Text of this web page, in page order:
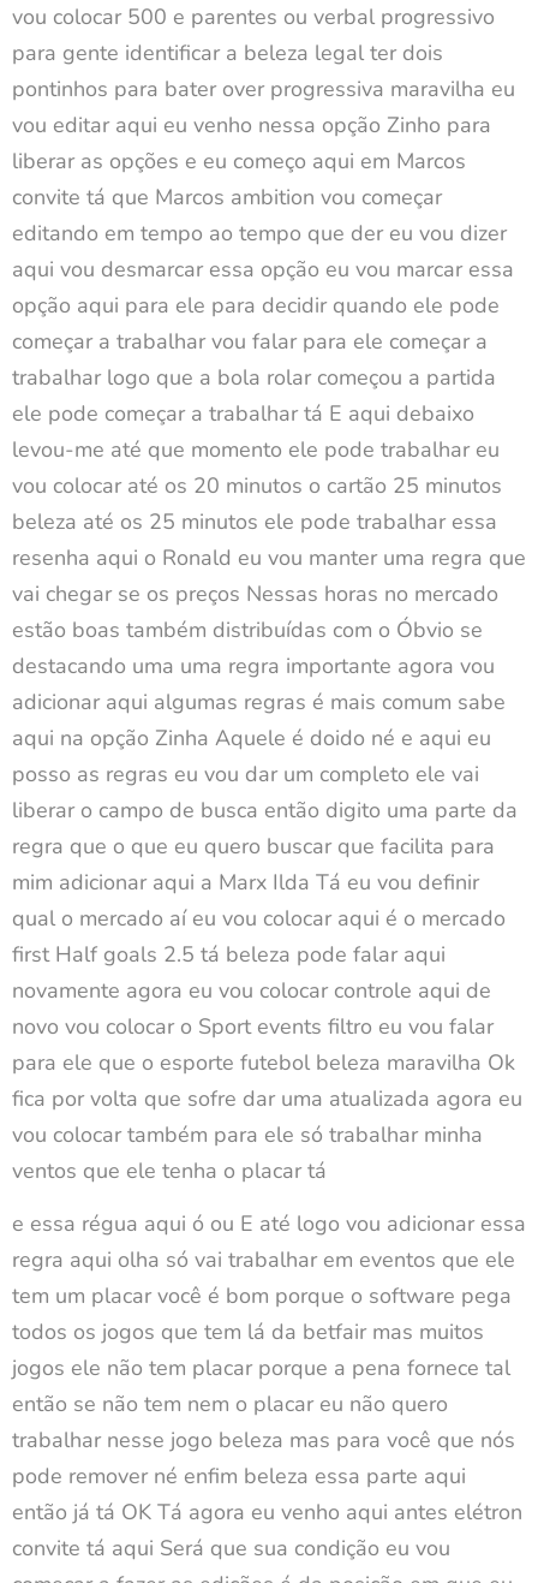
vou colocar 500 e parentes ou verbal progressivo
para gente identificar a beleza legal ter dois
pontinhos para bater over progressiva maravilha eu
vou editar aqui eu venho nessa opção Zinho para
liberar as opções e eu começo aqui em Marcos
convite tá que Marcos ambition vou começar
editando em tempo ao tempo que der eu vou dizer
aqui vou desmarcar essa opção eu vou marcar essa
opção aqui para ele para decidir quando ele pode
começar a trabalhar vou falar para ele começar a
trabalhar logo que a bola rolar começou a partida
ele pode começar a trabalhar tá E aqui debaixo
levou-me até que momento ele pode trabalhar eu
vou colocar até os 20 minutos o cartão 25 minutos
beleza até os 25 minutos ele pode trabalhar essa
resenha aqui o Ronald eu vou manter uma regra que
vai chegar se os preços Nessas horas no mercado
estão boas também distribuídas com o Óbvio se
destacando uma uma regra importante agora vou
adicionar aqui algumas regras é mais comum sabe
aqui na opção Zinha Aquele é doido né e aqui eu
posso as regras eu vou dar um completo ele vai
liberar o campo de busca então digito uma parte da
regra que o que eu quero buscar que facilita para
mim adicionar aqui a Marx Ilda Tá eu vou definir
qual o mercado aí eu vou colocar aqui é o mercado
first Half goals 2.5 tá beleza pode falar aqui
novamente agora eu vou colocar controle aqui de
novo vou colocar o Sport events filtro eu vou falar
para ele que o esporte futebol beleza maravilha Ok
fica por volta que sofre dar uma atualizada agora eu
vou colocar também para ele só trabalhar minha
ventos que ele tenha o placar tá
e essa régua aqui ó ou E até logo vou adicionar essa
regra aqui olha só vai trabalhar em eventos que ele
tem um placar você é bom porque o software pega
todos os jogos que tem lá da betfair mas muitos
jogos ele não tem placar porque a pena fornece tal
então se não tem nem o placar eu não quero
trabalhar nesse jogo beleza mas para você que nós
pode remover né enfim beleza essa parte aqui
então já tá OK Tá agora eu venho aqui antes elétron
convite tá aqui Será que sua condição eu vou